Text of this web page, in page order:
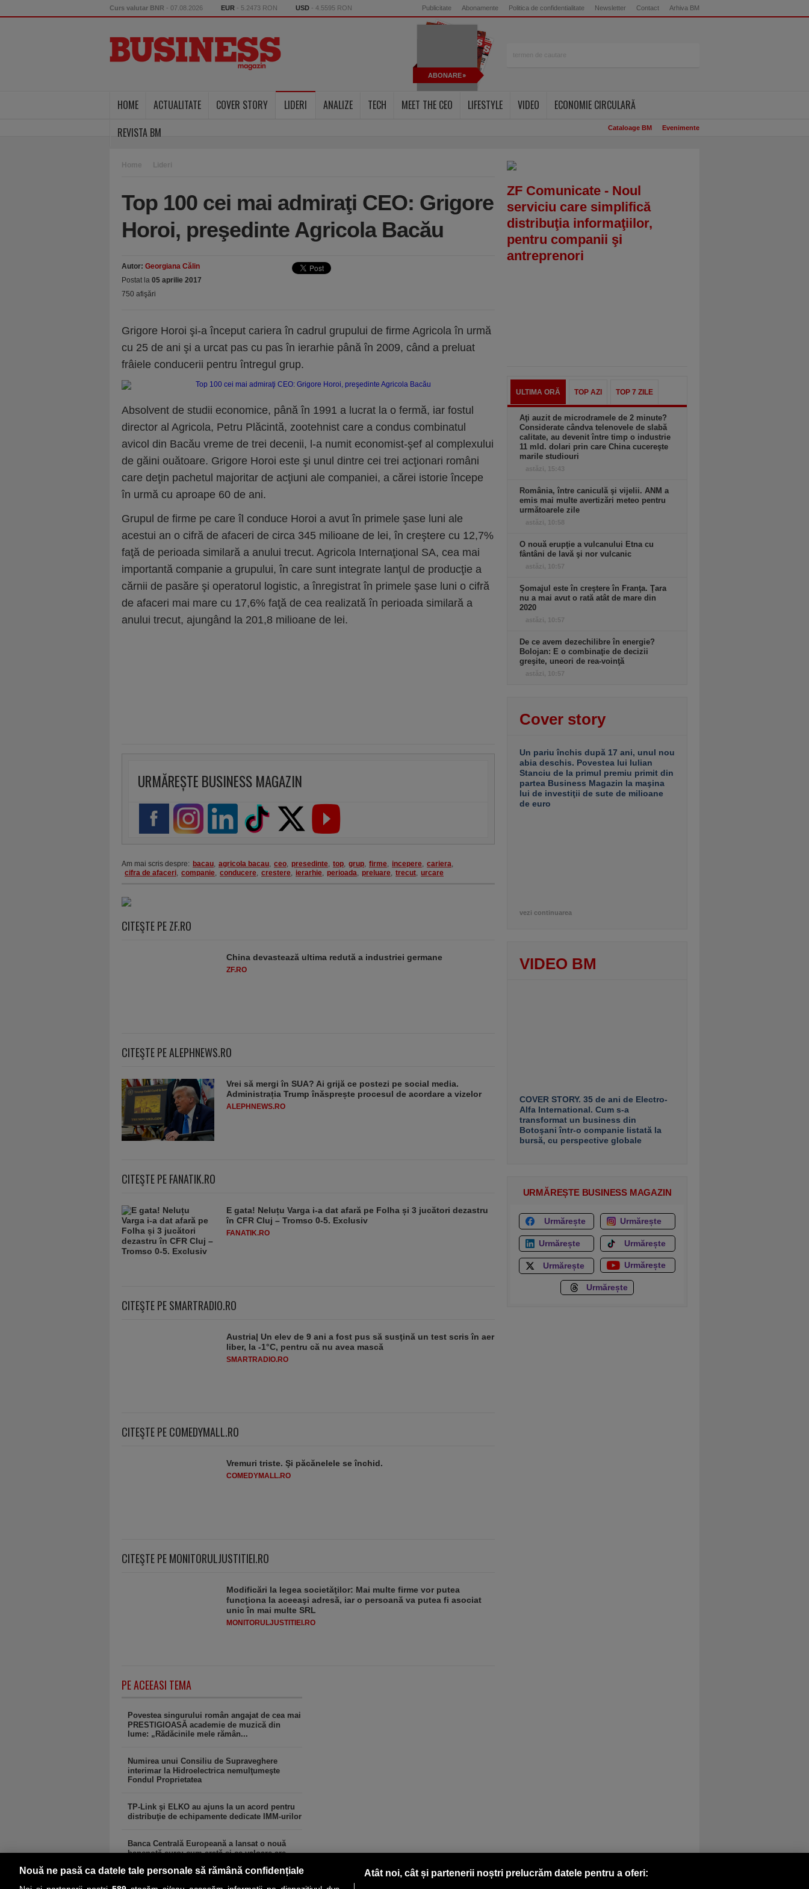
Curs valutar BNR - 07.08.2026 EUR - 5.2473 RON USD - 4.5595 RON Publicitate Abonamente Politica de confidentialitate Newsletter Contact Arhiva BM
ABONARE
HOME ACTUALITATE COVER STORY LIDERI ANALIZE TECH MEET THE CEO LIFESTYLE VIDEO
ECONOMIE CIRCULARĂ
REVISTA BM
Cataloage BM Evenimente
Home Lideri
Top 100 cei mai admiraţi CEO: Grigore
Horoi, preşedinte Agricola Bacău
Autor: Georgiana Călin
Postat la 05 aprilie 2017
750 afişări
Grigore Horoi şi-a început cariera în cadrul grupului de firme Agricola în urmă
cu 25 de ani şi a urcat pas cu pas în ierarhie până în 2009, când a preluat
frâiele conducerii pentru întregul grup.
Absolvent de studii economice, până în 1991 a lucrat la o fermă, iar fostul
director al Agricola, Petru Plăcintă, zootehnist care a condus combinatul
avicol din Bacău vreme de trei decenii, l-a numit economist-şef al complexului
de găini ouătoare. Grigore Horoi este şi unul dintre cei trei acţionari români
care deţin pachetul majoritar de acţiuni ale companiei, a cărei istorie începe
în urmă cu aproape 60 de ani.
Grupul de firme pe care îl conduce Horoi a avut în primele şase luni ale
acestui an o cifră de afaceri de circa 345 milioane de lei, în creştere cu 12,7%
faţă de perioada similară a anului trecut. Agricola Internaţional SA, cea mai
importantă companie a grupului, în care sunt integrate lanţul de producţie a
cărnii de pasăre şi operatorul logistic, a înregistrat în primele şase luni o cifră
de afaceri mai mare cu 17,6% faţă de cea realizată în perioada similară a
anului trecut, ajungând la 201,8 milioane de lei.
URMĂREȘTE BUSINESS MAGAZIN
Am mai scris despre: bacau, agricola bacau, ceo, presedinte, top, grup, firme, incepere, cariera,
cifra de afaceri, companie, conducere, crestere, ierarhie, perioada, preluare, trecut, urcare
CITEŞTE PE ZF.RO
China devastează ultima redută a industriei germane
ZF.RO
CITEŞTE PE ALEPHNEWS.RO
Vrei să mergi în SUA? Ai grijă ce postezi pe social media.
Administrația Trump înăsprește procesul de acordare a vizelor
ALEPHNEWS.RO
CITEŞTE PE FANATIK.RO
E gata! Neluțu Varga i-a dat afară pe Folha și 3 jucători dezastru
în CFR Cluj – Tromso 0-5. Exclusiv
FANATIK.RO
CITEŞTE PE SMARTRADIO.RO
Austria| Un elev de 9 ani a fost pus să susţină un test scris în aer
liber, la -1°C, pentru că nu avea mască
SMARTRADIO.RO
CITEŞTE PE COMEDYMALL.RO
Vremuri triste. Şi păcănelele se închid.
COMEDYMALL.RO
CITEŞTE PE MONITORULJUSTITIEI.RO
Modificări la legea societăţilor: Mai multe firme vor putea
funcţiona la aceeaşi adresă, iar o persoană va putea fi asociat
unic în mai multe SRL
MONITORULJUSTITIEI.RO
PE ACEEASI TEMA
Povestea singurului român angajat de cea mai
PRESTIGIOASĂ academie de muzică din
lume: „Rădăcinile mele rămân...
Numirea unui Consiliu de Supraveghere
interimar la Hidroelectrica nemulţumeşte
Fondul Proprietatea
TP-Link şi ELKO au ajuns la un acord pentru
distribuţie de echipamente dedicate IMM-urilor
Banca Centrală Europeană a lansat o nouă
bancnotă euro: cum arată şi ce valoare are
ZF Comunicate - Noul
serviciu care simplifică
distribuţia informaţiilor,
pentru companii şi
antreprenori
ULTIMA ORĂ TOP AZI TOP 7 ZILE
Aţi auzit de microdramele de 2 minute?
Considerate cândva telenovele de slabă
calitate, au devenit între timp o industrie
11 mld. dolari prin care China cucereşte
marile studiouri
astăzi, 15:43
România, între caniculă şi vijelii. ANM a
emis mai multe avertizări meteo pentru
următoarele zile
astăzi, 10:58
O nouă erupţie a vulcanului Etna cu
fântâni de lavă şi nor vulcanic
astăzi, 10:57
Şomajul este în creştere în Franţa. Ţara
nu a mai avut o rată atât de mare din
2020
astăzi, 10:57
De ce avem dezechilibre în energie?
Bolojan: E o combinaţie de decizii
greşite, uneori de rea-voinţă
astăzi, 10:57
Cover story
Un pariu închis după 17 ani, unul nou
abia deschis. Povestea lui Iulian
Stanciu de la primul premiu primit din
partea Business Magazin la maşina
lui de investiţii de sute de milioane
de euro
vezi continuarea
VIDEO BM
COVER STORY. 35 de ani de Electro-
Alfa International. Cum s-a
transformat un business din
Botoşani într-o companie listată la
bursă, cu perspective globale
URMĂREȘTE BUSINESS MAGAZIN
Urmărește Urmărește
Urmărește Urmărește
Urmărește Urmărește
Urmărește
Nouă ne pasă ca datele tale personale să rămână confidențiale Atât noi, cât și partenerii noștri prelucrăm datele pentru a oferi: